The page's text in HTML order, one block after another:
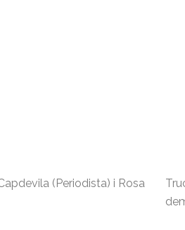
(Periodista) i Rosa